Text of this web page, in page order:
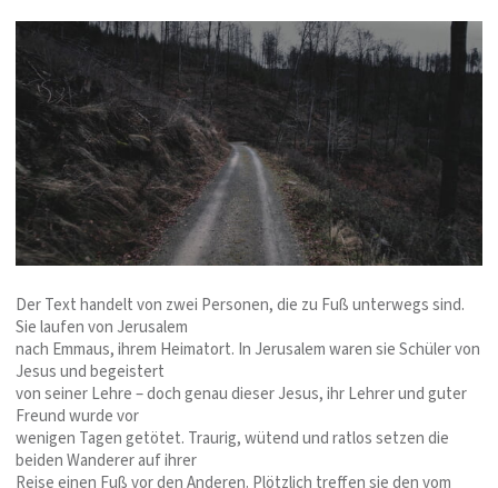
Der Text handelt von zwei Personen, die zu Fuß unterwegs sind.
Sie laufen von Jerusalem
nach Emmaus, ihrem Heimatort. In Jerusalem waren sie Schüler von
Jesus und begeistert
von seiner Lehre – doch genau dieser Jesus, ihr Lehrer und guter
Freund wurde vor
wenigen Tagen getötet. Traurig, wütend und ratlos setzen die
beiden Wanderer auf ihrer
Reise einen Fuß vor den Anderen. Plötzlich treffen sie den vom